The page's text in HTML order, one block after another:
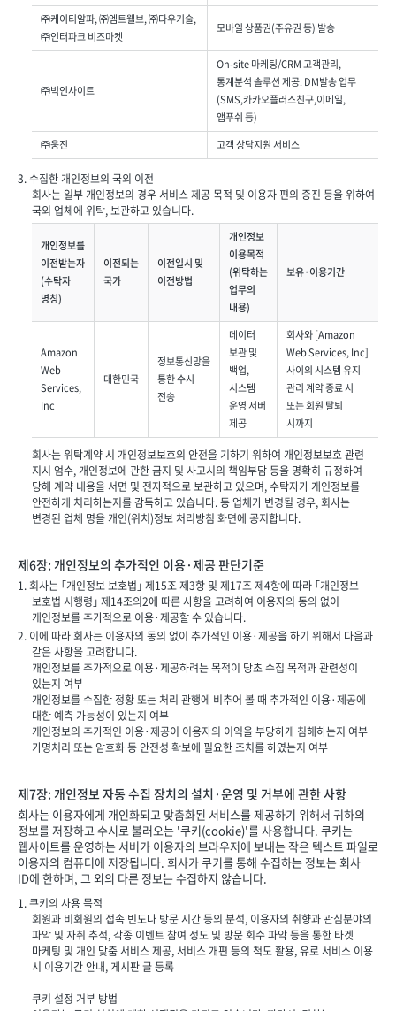
㈜케이티알파, ㈜엠트웰브, ㈜다우기술,
㈜인터파크 비즈마켓
모바일 상품권(주유권 등) 발송
㈜빅인사이트
On-site 마케팅/CRM 고객관리,
통계분석 솔루션 제공. DM발송 업무
(SMS,카카오플러스친구,이메일,
앱푸쉬 등)
㈜웅진
고객 상담지원 서비스
3. 수집한 개인정보의 국외 이전
회사는 일부 개인정보의 경우 서비스 제공 목적 및 이용자 편의 증진 등을 위하여
국외 업체에 위탁, 보관하고 있습니다.
개인정보를
이전받는자
(수탁자
명칭)
이전되는
국가
이전일시 및
이전방법
개인정보
이용목적
(위탁하는
업무의
내용)
보유·이용기간
Amazon
Web
Services,
Inc
대한민국
정보통신망을
통한 수시
전송
데이터
보관 및
백업,
시스템
운영 서버
제공
회사와 [Amazon
Web Services, Inc]
사이의 시스템 유지∙
관리 계약 종료 시
또는 회원 탈퇴
시까지
회사는 위탁계약 시 개인정보보호의 안전을 기하기 위하여 개인정보보호 관련
지시 엄수, 개인정보에 관한 금지 및 사고시의 책임부담 등을 명확히 규정하여
당해 계약 내용을 서면 및 전자적으로 보관하고 있으며, 수탁자가 개인정보를
안전하게 처리하는지를 감독하고 있습니다. 동 업체가 변경될 경우, 회사는
변경된 업체 명을 개인(위치)정보 처리방침 화면에 공지합니다.
제6장: 개인정보의 추가적인 이용·제공 판단기준
1. 회사는 ｢개인정보 보호법｣ 제15조 제3항 및 제17조 제4항에 따라 ｢개인정보
보호법 시행령｣ 제14조의2에 따른 사항을 고려하여 이용자의 동의 없이
개인정보를 추가적으로 이용·제공할 수 있습니다.
2. 이에 따라 회사는 이용자의 동의 없이 추가적인 이용·제공을 하기 위해서 다음과
같은 사항을 고려합니다.
개인정보를 추가적으로 이용·제공하려는 목적이 당초 수집 목적과 관련성이
있는지 여부
개인정보를 수집한 정황 또는 처리 관행에 비추어 볼 때 추가적인 이용·제공에
대한 예측 가능성이 있는지 여부
개인정보의 추가적인 이용·제공이 이용자의 이익을 부당하게 침해하는지 여부
가명처리 또는 암호화 등 안전성 확보에 필요한 조치를 하였는지 여부
제7장: 개인정보 자동 수집 장치의 설치·운영 및 거부에 관한 사항
회사는 이용자에게 개인화되고 맞춤화된 서비스를 제공하기 위해서 귀하의
정보를 저장하고 수시로 불러오는 '쿠키(cookie)'를 사용합니다. 쿠키는
웹사이트를 운영하는 서버가 이용자의 브라우저에 보내는 작은 텍스트 파일로
이용자의 컴퓨터에 저장됩니다. 회사가 쿠키를 통해 수집하는 정보는 회사
ID에 한하며, 그 외의 다른 정보는 수집하지 않습니다.
1. 쿠키의 사용 목적
회원과 비회원의 접속 빈도나 방문 시간 등의 분석, 이용자의 취향과 관심분야의
파악 및 자취 추적, 각종 이벤트 참여 정도 및 방문 회수 파악 등을 통한 타겟
마케팅 및 개인 맞춤 서비스 제공, 서비스 개편 등의 척도 활용, 유로 서비스 이용
시 이용기간 안내, 게시판 글 등록
쿠키 설정 거부 방법